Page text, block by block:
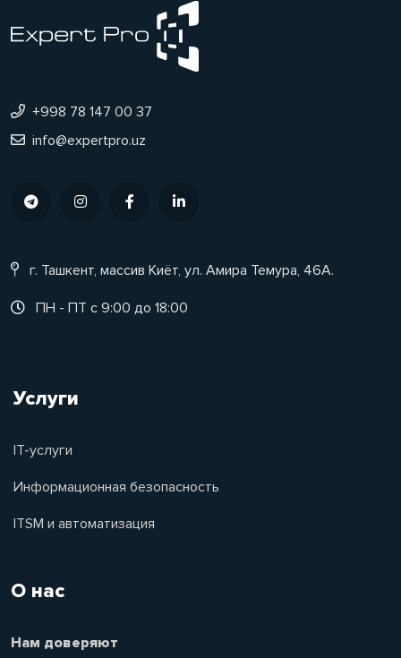
+998 78 147 00 37
info@expertpro.uz
г. Ташкент, массив Киёт, ул. Амира Темура, 46А.
ПН - ПТ с 9:00 до 18:00
Услуги
IT-услуги
Информационная безопасность
ITSM и автоматизация
О нас
Нам доверяют